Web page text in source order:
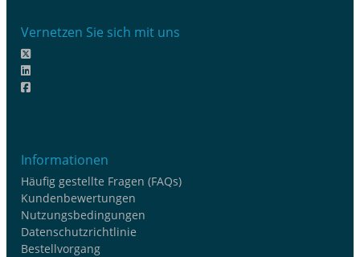
Vernetzen Sie sich mit uns
Informationen
Häufig gestellte Fragen (FAQs)
Kundenbewertungen
Nutzungsbedingungen
Datenschutzrichtlinie
Bestellvorgang